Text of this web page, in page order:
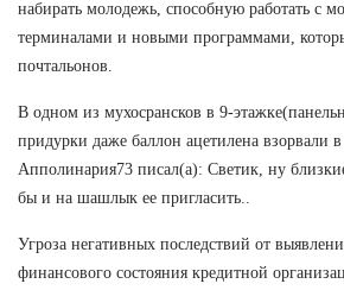
набирать молодежь, способную работать с
терминалами и новыми программами,
почтальонов.
В одном из мухосрансков в 9-
придурки даже баллон ацетилена взорвали в
Апполинария73 писал(а): Светик, ну
бы и на шашлык ее пригласить..
Угроза негативных последствий от
финансового состояния кредитной